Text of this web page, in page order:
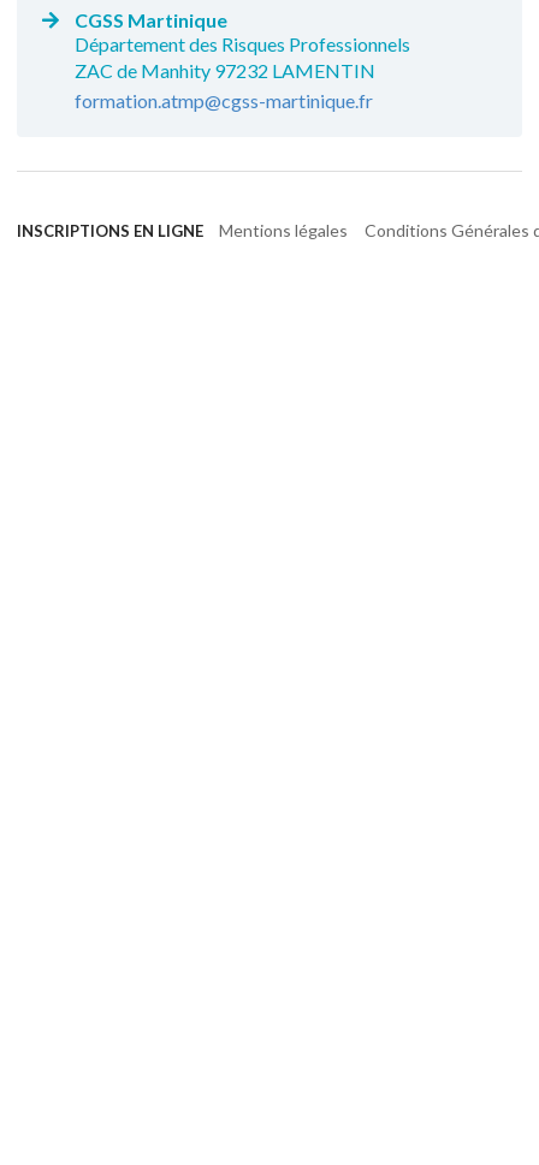
CGSS Martinique
Département des Risques Professionnels
ZAC de Manhity 97232 LAMENTIN
formation.atmp@cgss-martinique.fr
INSCRIPTIONS EN LIGNE Mentions légales Conditions Générales